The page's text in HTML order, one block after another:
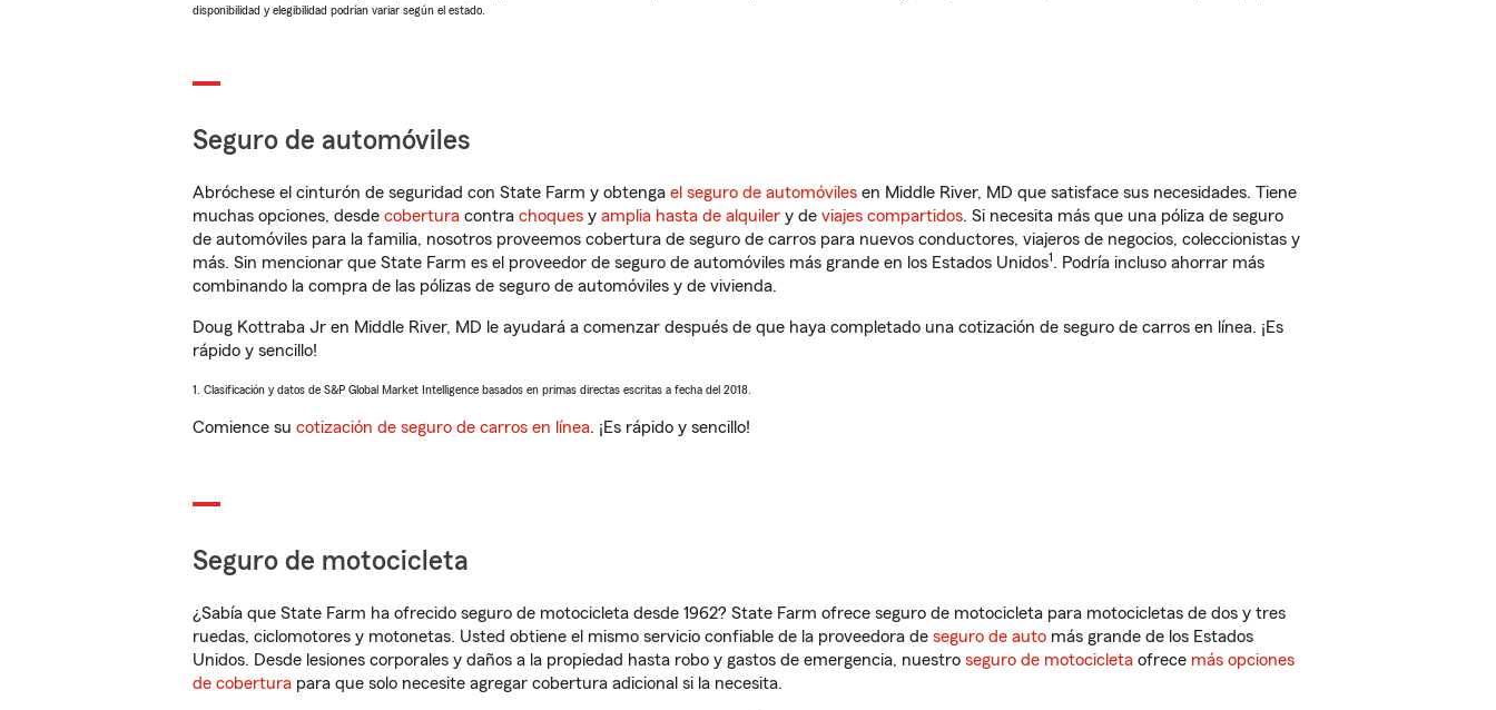
disponibilidad y elegibilidad podrían variar según el estado.
Seguro de automóviles
Abróchese el cinturón de seguridad con State Farm y obtenga el seguro de automóviles en Middle River, MD que satisface sus necesidades. Tiene
muchas opciones, desde cobertura contra choques y amplia hasta de alquiler y de viajes compartidos. Si necesita más que una póliza de seguro
de automóviles para la familia, nosotros proveemos cobertura de seguro de carros para nuevos conductores, viajeros de negocios, coleccionistas y
más. Sin mencionar que State Farm es el proveedor de seguro de automóviles más grande en los Estados Unidos1. Podría incluso ahorrar más
combinando la compra de las pólizas de seguro de automóviles y de vivienda.
Doug Kottraba Jr en Middle River, MD le ayudará a comenzar después de que haya completado una cotización de seguro de carros en línea. ¡Es
rápido y sencillo!
1. Clasificación y datos de S&P Global Market Intelligence basados en primas directas escritas a fecha del 2018.
Comience su cotización de seguro de carros en línea. ¡Es rápido y sencillo!
Seguro de motocicleta
¿Sabía que State Farm ha ofrecido seguro de motocicleta desde 1962? State Farm ofrece seguro de motocicleta para motocicletas de dos y tres
ruedas, ciclomotores y motonetas. Usted obtiene el mismo servicio confiable de la proveedora de seguro de auto más grande de los Estados
Unidos. Desde lesiones corporales y daños a la propiedad hasta robo y gastos de emergencia, nuestro seguro de motocicleta ofrece más opciones
de cobertura para que solo necesite agregar cobertura adicional si la necesita.